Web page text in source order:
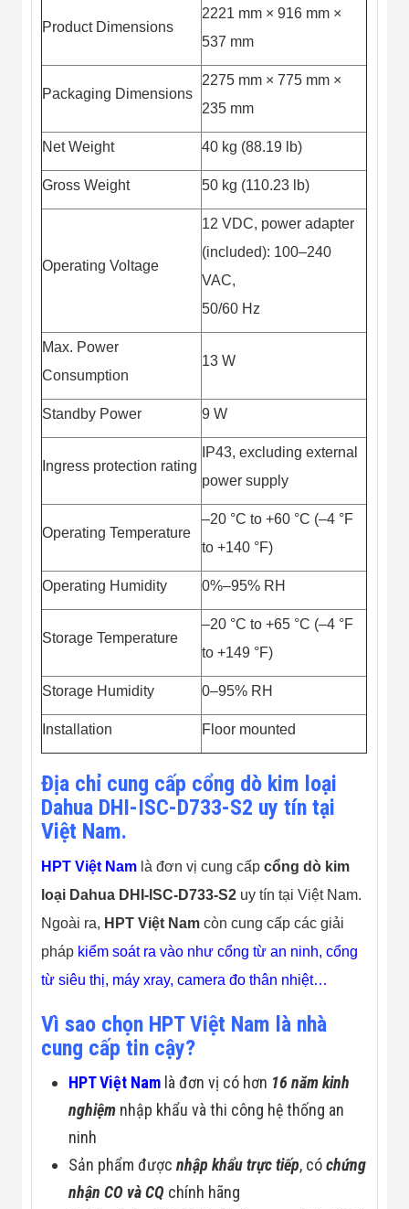
Product Dimensions
2221 mm × 916 mm ×
537 mm
Packaging Dimensions
2275 mm × 775 mm ×
235 mm
Net Weight 40 kg (88.19 lb)
Gross Weight 50 kg (110.23 lb)
Operating Voltage
12 VDC, power adapter
(included): 100–240
VAC,
50/60 Hz
Max. Power
Consumption
13 W
Standby Power 9 W
Ingress protection rating
IP43, excluding external
power supply
Operating Temperature
–20 °C to +60 °C (–4 °F
to +140 °F)
Operating Humidity 0%–95% RH
Storage Temperature
–20 °C to +65 °C (–4 °F
to +149 °F)
Storage Humidity 0–95% RH
Installation Floor mounted
Địa chỉ cung cấp cổng dò kim loại
Dahua DHI-ISC-D733-S2 uy tín tại
Việt Nam.
HPT Việt Nam là đơn vị cung cấpcổng dò kim
loại Dahua DHI-ISC-D733-S2 uy tín tại Việt Nam.
Ngoài ra, HPT Việt Nam còn cung cấp các giải
pháp kiểm soát ra vào như cổng từ an ninh, cổng
từ siêu thị, máy xray, camera đo thân nhiệt…
Vì sao chọn HPT Việt Nam là nhà
cung cấp tin cậy?
HPT Việt Nam là đơn vị có hơn 16 năm kinh
nghiệm nhập khẩu và thi công hệ thống an
ninh
Sản phẩm đượcnhập khẩu trực tiếp, cóchứng
nhận CO và CQ chính hãng